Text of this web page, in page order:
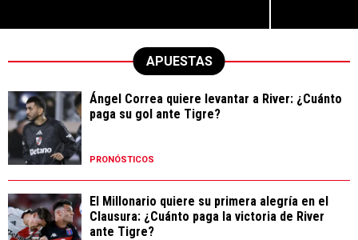
APUESTAS
Ángel Correa quiere levantar a River: ¿Cuánto
paga su gol ante Tigre?
PRONÓSTICOS
El Millonario quiere su primera alegría en el
Clausura: ¿Cuánto paga la victoria de River
ante Tigre?